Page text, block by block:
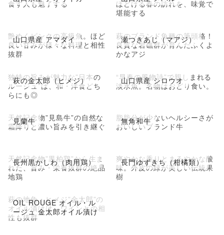
食す人も魅了する
ほどける春の訪れを、味覚で
堪能する
山口県産 アマダイ
艶めくピンクの高級魚。ほど
良い甘みが様々な料理と相性
抜群
瀬つきあじ（マアジ）
萩のブランド魚種の筆頭格！
良質な岩礁群が育んだふくよ
かなアジ
萩の金太郎（ヒメジ）
独特の旨みが魅力な”日本の
ルージュ”は、和・洋食どち
らにも◎
山口県産 シロウオ
“早春の風物詩”で親しまれる
淡水魚。名物はおどり食い。
見蘭牛
天然記念物”見島牛”の自然な
霜降りと濃い旨みを引き継ぐ
無角和牛
脂肪分が少ないヘルシーさが
おいしいブランド牛
長州黒かしわ（肉用鶏）
天然記念物”黒柏鶏”から生ま
れた、旨み・栄養抜群の絶品
地鶏
長門ゆずきち（柑橘類）
爽やかな香りとまろやかな酸
味。外皮の緑が美しい伝統果
樹
OIL ROUGE オイル・ル
ージュ 金太郎オイル漬け
萩の地魚・ヒメジ”金太郎”の
オイル漬けは、ワインとの相
性も抜群